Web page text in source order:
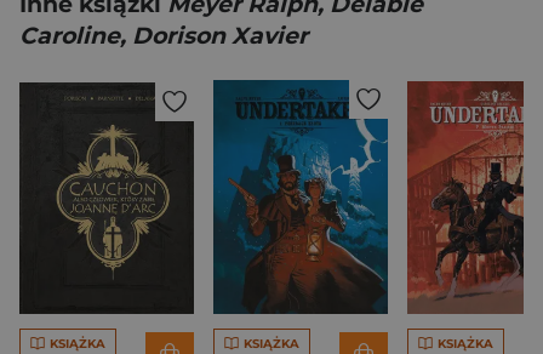
Caroline, Dorison Xavier
KSIĄŻKA KSIĄŻKA KSIĄŻKA